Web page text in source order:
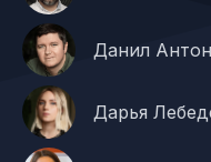
Данил
Дарья